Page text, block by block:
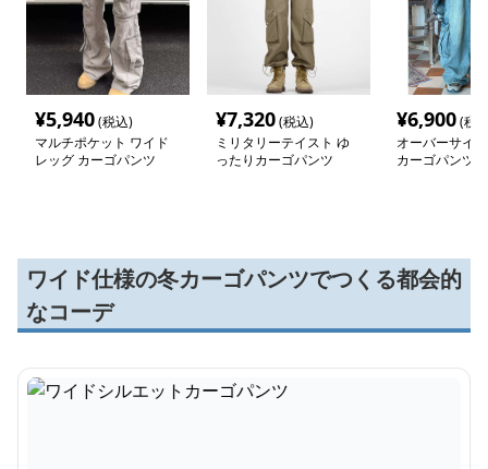
¥5,940(税込)
マルチポケット ワイド
レッグ カーゴパンツ
¥7,320(税込)
ミリタリーテイスト ゆ
ったりカーゴパンツ
¥6,900(税
オーバーサイ
カーゴパンツ
ワイド仕様の冬カーゴパンツでつくる都会的
なコーデ